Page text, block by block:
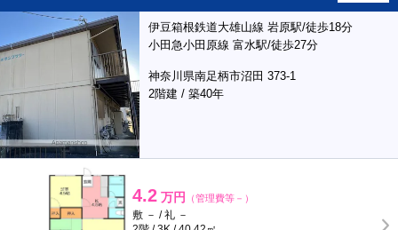
伊豆箱根鉄道大雄山線 岩原駅/徒歩18分
小田急小田原線 富水駅/徒歩27分
神奈川県南足柄市沼田 373-1
2階建 / 築40年
4.2 万円 （管理費等－）
敷 － / 礼 －